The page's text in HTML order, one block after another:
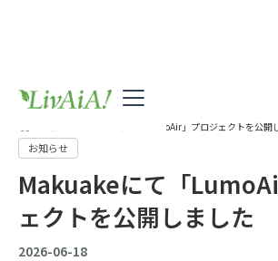
Makuakeにて「LumoAir」プロジェクトを公開
お知らせ
Makuakeにて「
ェクトを公開しました
2026-06-18